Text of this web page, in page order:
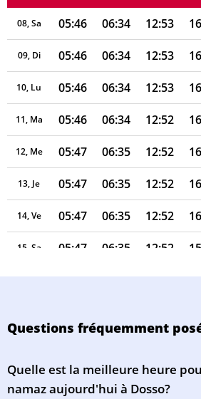
08, Sa 05:46 06:34 12:53
09, Di 05:46 06:34 12:53
10, Lu 05:46 06:34 12:53
11, Ma 05:46 06:34 12:52
12, Me 05:47 06:35 12:52
13, Je 05:47 06:35 12:52
14, Ve 05:47 06:35 12:52
15, Sa 05:47 06:35 12:52
16, Di 05:47 06:35 12:52
19, Me 05:48 06:35 12:51
Questions fréquemment
Quelle est la meilleure heure
namaz aujourd'hui à Dosso?